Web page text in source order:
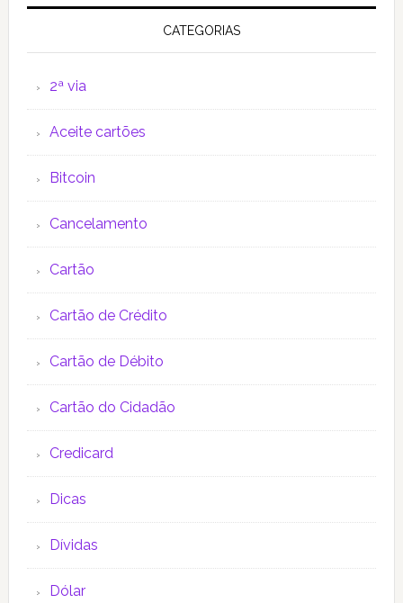
CATEGORIAS
2ª via
Aceite cartões
Bitcoin
Cancelamento
Cartão
Cartão de Crédito
Cartão de Débito
Cartão do Cidadão
Credicard
Dicas
Dívidas
Dólar